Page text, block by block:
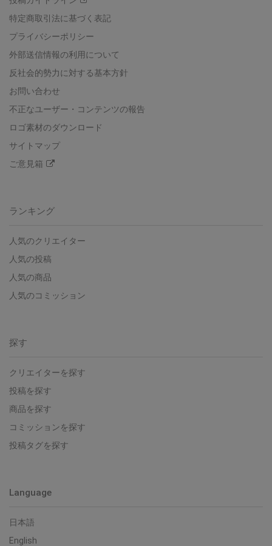
特定商取引法に基づく表記
プライバシーポリシー
外部送信情報の利用について
反社会的勢力に対する基本方針
お問い合わせ
不正なユーザー・コンテンツの報告
ロゴ素材のダウンロード
サイトマップ
ご意見箱
ランキング
人気のクリエイター
人気の投稿
人気の商品
人気のコミッション
探す
クリエイターを探す
投稿を探す
商品を探す
コミッションを探す
投稿タグを探す
Language
日本語
English